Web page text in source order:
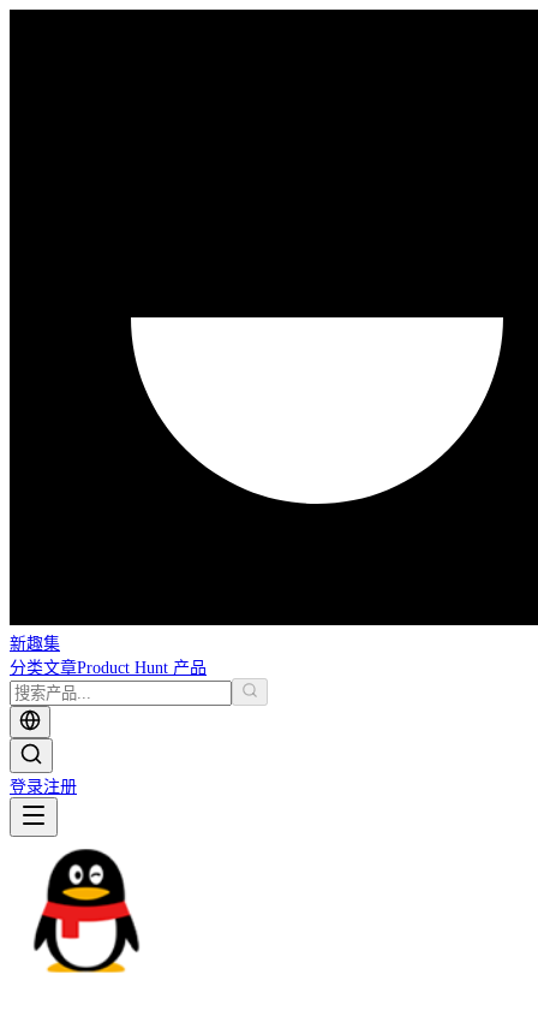
新趣集
分类文章Product Hunt 产品
登录注册